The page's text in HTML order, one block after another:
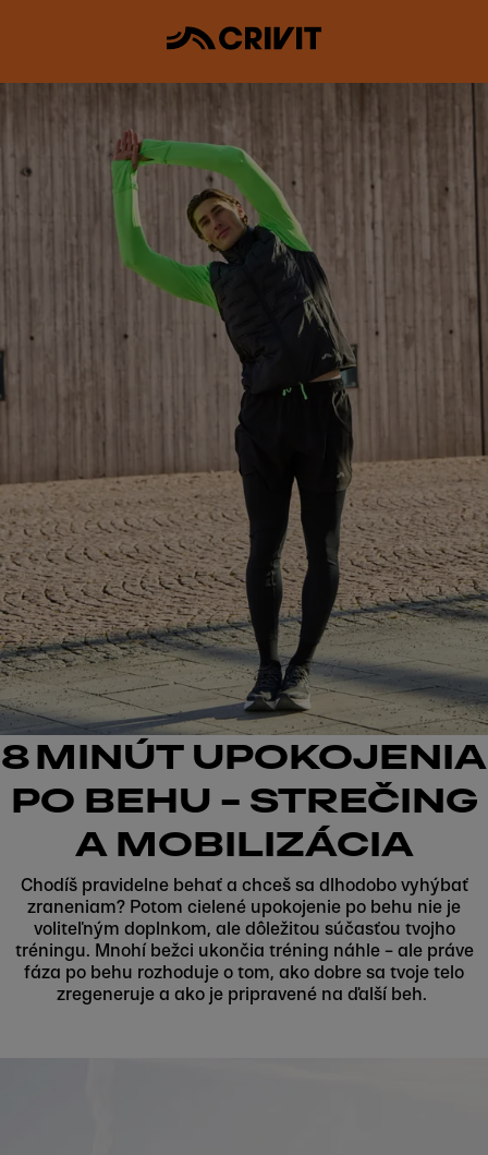
8 MINÚT UPOKOJENIA
PO BEHU – STREČING
A MOBILIZÁCIA
Chodíš pravidelne behať a chceš sa dlhodobo vyhýbať
zraneniam? Potom cielené upokojenie po behu nie je
voliteľným doplnkom, ale dôležitou súčasťou tvojho
tréningu. Mnohí bežci ukončia tréning náhle – ale práve
fáza po behu rozhoduje o tom, ako dobre sa tvoje telo
zregeneruje a ako je pripravené na ďalší beh.